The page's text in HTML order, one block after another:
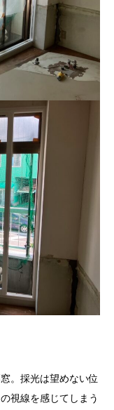
。採光は望めない位
視線を感じてしまう